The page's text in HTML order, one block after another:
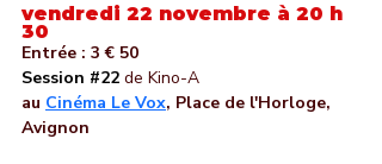
vendredi 22 novembre à 20 h
30
Entrée : 3 € 50
Session #22 de Kino-A
au Cinéma Le Vox, Place de l'Horloge,
Avignon